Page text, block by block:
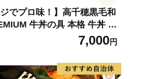
ジでプロ味！】高千穂黒毛和
牛丼の具 本格 牛丼 牛
惣菜 おかず 高千穂牛 ブラン
毛和牛 加工品 冷凍 レンジ
調理 レンチン 手軽 簡単調理
寄せ ご当地 グルメ 宮崎県 高
7,000円